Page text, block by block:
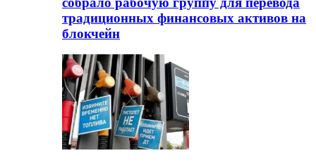
традиционных финансовых активов на
блокчейн